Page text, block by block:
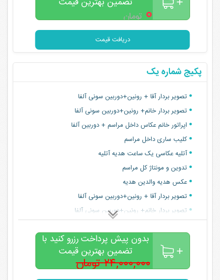
۰تومان
دریافت قیمت
پکیج شماره یک
تصویر بردار آقا + رونین+دوربین سونی آلفا
تصویر بردار خانم+ رونین+دوربین سونی آلفا
اپراتور خانم عکاس داخل مراسم + دوربین آلفا
کلیب ساری داخل مراسم
آتلیه عکاسی یک ساعت هدیه آتلیه
تدوین و مونتاژ کل مراسم
عکس هدیه والدین هدیه
تصویر بردار آقا + رونین+دوربین سونی آلفا
تصویر بردار خانم+ رونین+دوربین سونی آلفا
کلیب ساری داخل مراسم
آتلیه عکاسی یک ساعت هدیه آتلیه
تدوین و مونتاژ کل مراسم
بدون پیش پرداخت رزرو کنید با
تضمین بهترین قیمت
۲۴,۰۰۰,۰۰۰ تومان